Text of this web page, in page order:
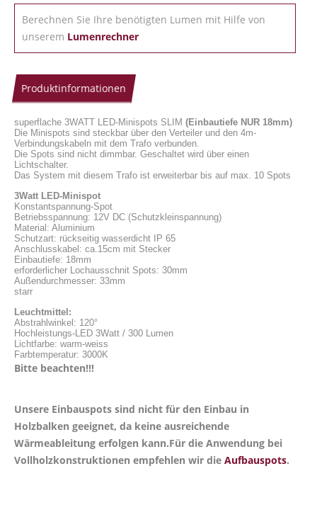
Berechnen Sie Ihre benötigten Lumen mit Hilfe von
unserem Lumenrechner
Produktinformationen
superflache 3WATT LED-Minispots SLIM (Einbautiefe NUR 18mm)
Die Minispots sind steckbar über den Verteiler und den 4m-
Verbindungskabeln mit dem Trafo verbunden.
Die Spots sind nicht dimmbar. Geschaltet wird über einen
Lichtschalter.
Das System mit diesem Trafo ist erweiterbar bis auf max. 10 Spots
3Watt LED-Minispot
Konstantspannung-Spot
Betriebsspannung: 12V DC (Schutzkleinspannung)
Material: Aluminium
Schutzart: rückseitig wasserdicht IP 65
Anschlusskabel: ca.15cm mit Stecker
Einbautiefe: 18mm
erforderlicher Lochausschnit Spots: 30mm
Außendurchmesser: 33mm
starr
Leuchtmittel:
Abstrahlwinkel: 120°
Hochleistungs-LED 3Watt / 300 Lumen
Lichtfarbe: warm-weiss
Farbtemperatur: 3000K
Bitte beachten!!!
Unsere Einbauspots sind nicht für den Einbau in
Holzbalken geeignet, da keine ausreichende
Wärmeableitung erfolgen kann.Für die Anwendung bei
Vollholzkonstruktionen empfehlen wir die Aufbauspots.